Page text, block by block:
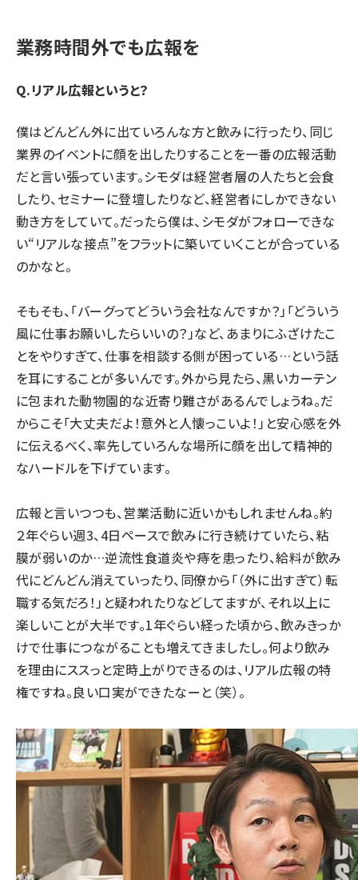
業務時間外でも広報を
Q.リアル広報というと？
僕はどんどん外に出ていろんな方と飲みに行ったり、同じ
業界のイベントに顔を出したりすることを一番の広報活動
だと言い張っています。シモダは経営者層の人たちと会食
したり、セミナーに登壇したりなど、経営者にしかできない
動き方をしていて。だったら僕は、シモダがフォローできな
い“リアルな接点”をフラットに築いていくことが合っている
のかなと。
そもそも、「バーグってどういう会社なんですか？」「どういう
風に仕事お願いしたらいいの？」など、あまりにふざけたこ
とをやりすぎて、仕事を相談する側が困っている…という話
を耳にすることが多いんです。外から見たら、黒いカーテン
に包まれた動物園的な近寄り難さがあるんでしょうね。だ
からこそ「大丈夫だよ！意外と人懐っこいよ！」と安心感を外
に伝えるべく、率先していろんな場所に顔を出して精神的
なハードルを下げています。
広報と言いつつも、営業活動に近いかもしれませんね。約
２年ぐらい週3、4日ペースで飲みに行き続けていたら、粘
膜が弱いのか…逆流性食道炎や痔を患ったり、給料が飲み
代にどんどん消えていったり、同僚から「（外に出すぎて）転
職する気だろ！」と疑われたりなどしてますが、それ以上に
楽しいことが大半です。1年ぐらい経った頃から、飲みきっか
けで仕事につながることも増えてきましたし。何より飲み
を理由にススっと定時上がりできるのは、リアル広報の特
権ですね。良い口実ができたなーと（笑）。